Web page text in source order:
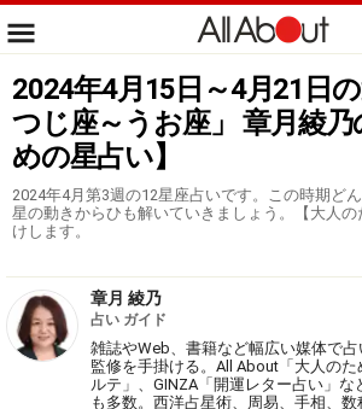
2024年4月15日～4月21日
つじ座～うお座」 章月綾
めの星占い】
2024年4月第3週の12星座占いです。この時期ど
星の動きからひも解いていきましょう。【大人
けします。
章月 綾乃
占い ガイド
雑誌やWeb、書籍など幅広い媒体で占
監修を手掛ける。All About「大人の
ルテ」、GINZA「開運レター占い」
も多数。西洋占星術、周易、手相、